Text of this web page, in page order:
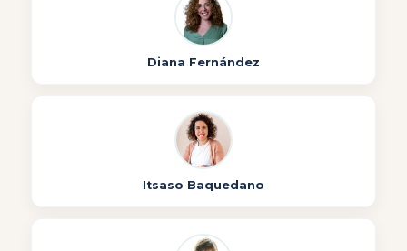
Diana Fernández
Itsaso Baquedano